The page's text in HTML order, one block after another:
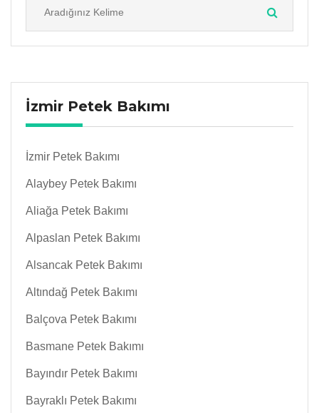
İzmir Petek Bakımı
İzmir Petek Bakımı
Alaybey Petek Bakımı
Aliağa Petek Bakımı
Alpaslan Petek Bakımı
Alsancak Petek Bakımı
Altındağ Petek Bakımı
Balçova Petek Bakımı
Basmane Petek Bakımı
Bayındır Petek Bakımı
Bayraklı Petek Bakımı